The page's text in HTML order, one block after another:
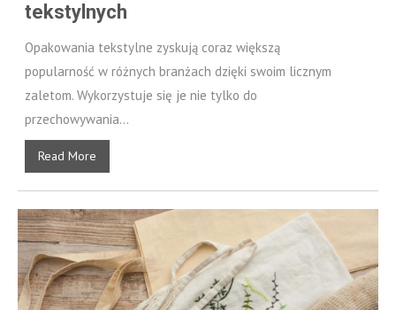
tekstylnych
Opakowania tekstylne zyskują coraz większą
popularność w różnych branżach dzięki swoim licznym
zaletom. Wykorzystuje się je nie tylko do
przechowywania...
Read More